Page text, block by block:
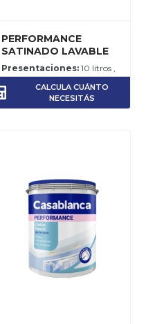
PERFORMANCE
SATINADO LAVABLE
Presentaciones:10 litros ,
Rendimiento:12-14 m2 por
CALCULA CUÁNTO
NECESITÁS